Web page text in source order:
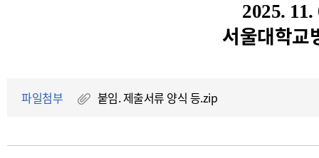
2025. 11.
서울대학교
파일첨부 붙임. 제출서류 양식 등.zip